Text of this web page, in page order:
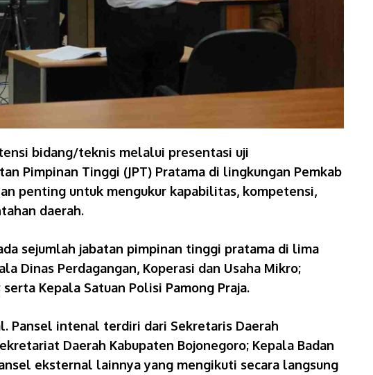
bidang/teknis melalui presentasi uji
Pimpinan Tinggi (JPT) Pratama di lingkungan Pemkab
penting untuk mengukur kapabilitas, kompetensi,
daerah.
sejumlah jabatan pimpinan tinggi pratama di lima
Dinas Perdagangan, Koperasi dan Usaha Mikro;
Kepala Satuan Polisi Pamong Praja.
Pansel intenal terdiri dari Sekretaris Daerah
Daerah Kabupaten Bojonegoro; Kepala Badan
eksternal lainnya yang mengikuti secara langsung